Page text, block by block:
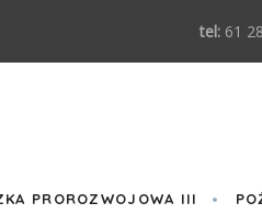
tel: 61
PROROZWOJOWA III